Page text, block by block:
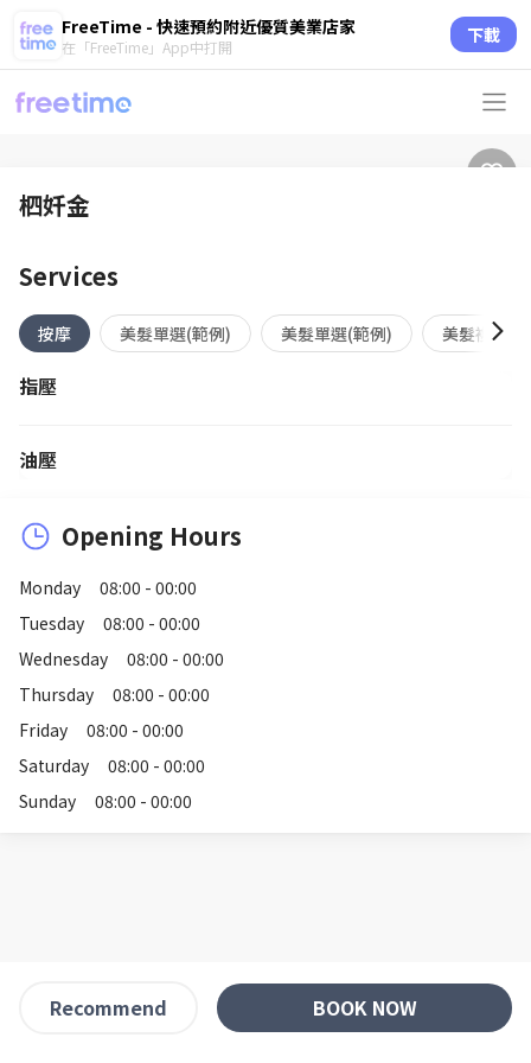
FreeTime - 快速預約附近優質美業店家
在「FreeTime」App中打開 下載
柶奷金
Services
按摩 美髮單選(範例) 美髮單選(範例) 美髮複合
指壓
油壓
Opening Hours
Monday
08:00 - 00:00
Tuesday
08:00 - 00:00
Wednesday
08:00 - 00:00
Thursday
08:00 - 00:00
Friday
08:00 - 00:00
Saturday
08:00 - 00:00
Sunday
08:00 - 00:00
Recommend BOOK NOW